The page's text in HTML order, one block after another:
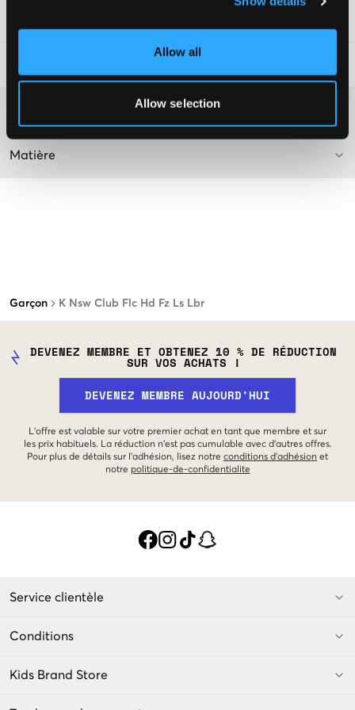
Allow all
Allow selection
Garçon K Nsw Club Flc Hd Fz Ls Lbr
Plus d'informations sur les instructions de lavage
Matière
DEVENEZ MEMBRE ET OBTENEZ 10 % DE RÉDUCTION
SUR VOS ACHATS !
DEVENEZ MEMBRE AUJOURD'HUI
L'offre est valable sur votre premier achat en tant que membre et sur
les prix habituels. La réduction n'est pas cumulable avec d'autres offres.
Pour plus de détails sur l'adhésion, lisez notre conditions d'adhésion et
notre politique-de-confidentialite
Service clientèle
Conditions
Kids Brand Store